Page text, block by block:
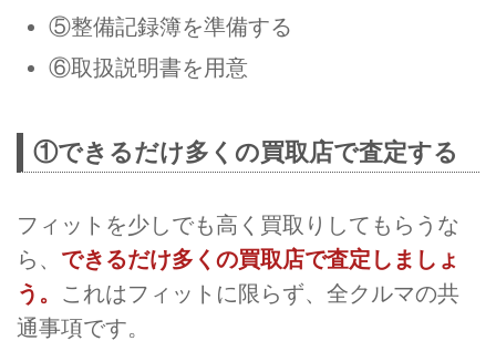
⑤整備記録簿を準備する
⑥取扱説明書を用意
①できるだけ多くの買取店で査定する
フィットを少しでも高く買取りしてもらうな
ら、 できるだけ多くの買取店で査定しましょ
う。 これはフィットに限らず、全クルマの共
通事項です。